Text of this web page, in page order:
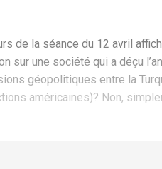
de la séance du 12 avril
sur une société qui a déçu
géopolitiques entre la
américaines)? Non,